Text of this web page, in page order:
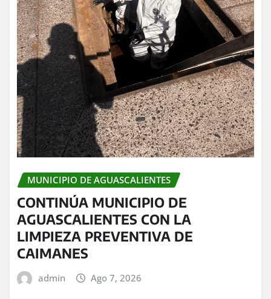
MUNICIPIO DE AGUASCALIENTES
CONTINÚA MUNICIPIO DE
AGUASCALIENTES CON LA
LIMPIEZA PREVENTIVA DE
CAIMANES
admin Ago 7, 2026